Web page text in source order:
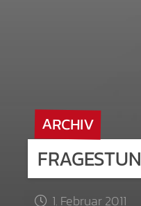
ARCHIV
1. Februar 2011